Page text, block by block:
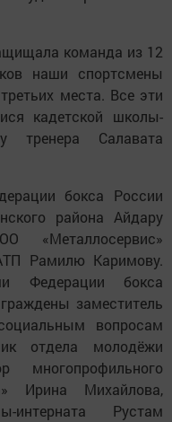
команда из 12
наши спортсмены
места. Все эти
кадетской школы-
тренера Салавата
бокса России
района Айдару
«Металлосервис»
Рамилю Каримову.
Федерации бокса
заместитель
вопросам
отдела молодёжи
многопрофильного
Ирина Михайлова,
интерната Рустам